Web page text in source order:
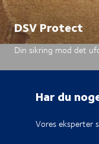
DSV Protect
Din sikring mod det
Har du
Vores eksperter